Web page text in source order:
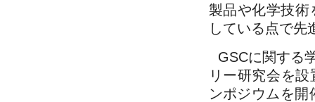
製品や化学技術
している点で先
GSCに関する
リー研究会を
ンポジウムを